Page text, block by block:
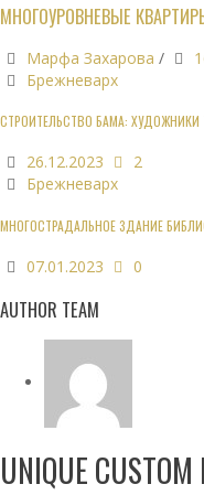
МНОГОУРОВНЕВЫЕ
Марфа Захарова /
Брежневарх
СТРОИТЕЛЬСТВО БАМА: ХУДОЖНИКИ
26.12.2023
2
Брежневарх
МНОГОСТРАДАЛЬНОЕ ЗДАНИЕ
07.01.2023 0
AUTHOR TEAM
UNIQUE CUSTOM